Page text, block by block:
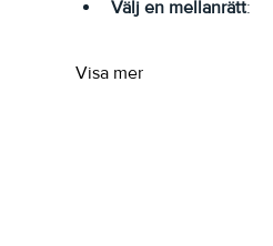
Välj en mellanrätt:
Visa mer